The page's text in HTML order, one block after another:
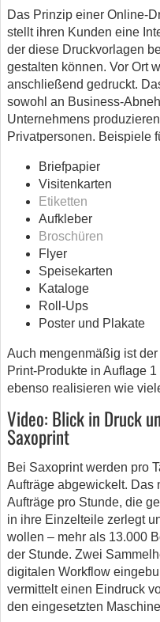
Das Prinzip einer Online-
stellt ihren Kunden eine
der diese Druckvorlagen
gestalten können. Vor Ort
anschließend gedruckt.
sowohl an Business-
Unternehmens
Privatpersonen. Beispiele
Briefpapier
Visitenkarten
Etiketten
Aufkleber
Broschüren
Flyer
Speisekarten
Kataloge
Roll-Ups
Poster und Plakate
Auch mengenmäßig ist
Print-Produkte in Auflage
ebenso realisieren wie
Video: Blick in Druck
Saxoprint
Bei Saxoprint werden pro
Aufträge abgewickelt. Das
Aufträge pro Stunde, die
in ihre Einzelteile zerlegt
wollen – mehr als 13.000
der Stunde. Zwei
digitalen Workflow
vermittelt einen Eindruck
den eingesetzten